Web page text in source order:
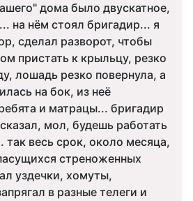
дома было двускатное,
на нём стоял бригадир... я
сделал разворот, чтобы
пристать к крыльцу, резко
лошадь резко повернула, а
на бок, из неё
и матрацы... бригадир
мол, будешь работать
так весь срок, около месяца,
стреноженных
уздечки, хомуты,
в разные телеги и